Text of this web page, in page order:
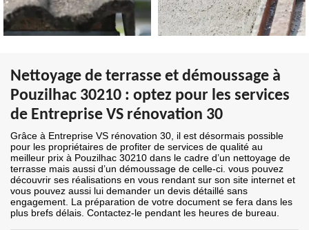
Nettoyage de terrasse et démoussage à
Pouzilhac 30210 : optez pour les services
de Entreprise VS rénovation 30
Grâce à Entreprise VS rénovation 30, il est désormais possible
pour les propriétaires de profiter de services de qualité au
meilleur prix à Pouzilhac 30210 dans le cadre d’un nettoyage de
terrasse mais aussi d’un démoussage de celle-ci. vous pouvez
découvrir ses réalisations en vous rendant sur son site internet et
vous pouvez aussi lui demander un devis détaillé sans
engagement. La préparation de votre document se fera dans les
plus brefs délais. Contactez-le pendant les heures de bureau.